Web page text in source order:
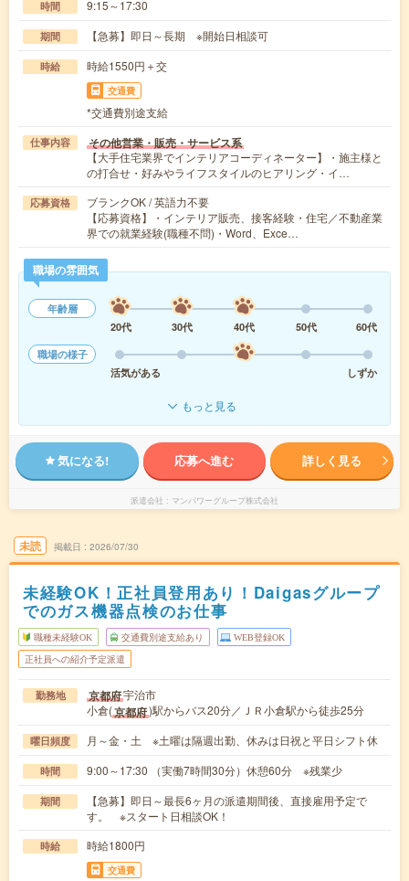
時間 9:15～17:30
期間 【急募】即日～長期 ※開始日相談可
時給 時給1550円＋交
交通費
*交通費別途支給
仕事内容 その他営業・販売・サービス系
【大手住宅業界でインテリアコーディネーター】・施主様と
の打合せ・好みやライフスタイルのヒアリング・イ…
応募資格
ブランクOK / 英語力不要
【応募資格】・インテリア販売、接客経験・住宅／不動産業
界での就業経験(職種不問)・Word、Exce…
職場の雰囲気
年齢層
20代
30代 40代 50代
60代
職場の様子
活気がある
しずか
もっと見る
気になる! 応募へ進む 詳しく見る
派遣会社 マンパワーグループ株式会社
未読 掲載日 2026/07/30
未経験OK！正社員登用あり！Daigasグループ
でのガス機器点検のお仕事
職種未経験OK 交通費別途支給あり WEB登録OK
正社員への紹介予定派遣
勤務地 京都府宇治市
小倉(京都府)駅からバス20分／ＪＲ小倉駅から徒歩25分
曜日頻度 月～金・土 ※土曜は隔週出勤、休みは日祝と平日シフト休
時間 9:00～17:30 （実働7時間30分）休憩60分 ※残業少
期間
【急募】即日～最長6ヶ月の派遣期間後、直接雇用予定で
す。 ※スタート日相談OK！
時給 時給1800円
交通費